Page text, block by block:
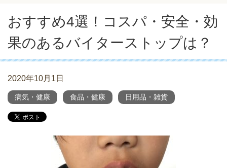
おすすめ4選！コスパ・安全・効
果のあるバイターストップは？
2020年10月1日
病気・健康 食品・健康 日用品・雑貨